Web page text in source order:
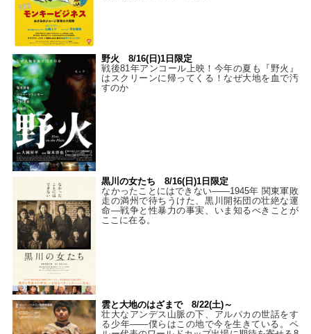
野火 8/16(日)1日限定
戦後81年アンコール上映！今年の夏も『野火』
はスクリーンに帰ってくる！なぜ大地を血で汚
すのか
黒川の女たち 8/16(日)1日限定
なかったことにはできない——1945年 関東軍敗
走の満州で待ちうけた、黒川開拓団の壮絶な運
命―戦争と性暴力の事実、いま知るべきことが
ここに在る。
雲と大地のはざまで 8/22(土)～
壮大なアンデス山脈の下、アルパカの世話をす
る少年――僕らはこの地で今を生きている。ペ